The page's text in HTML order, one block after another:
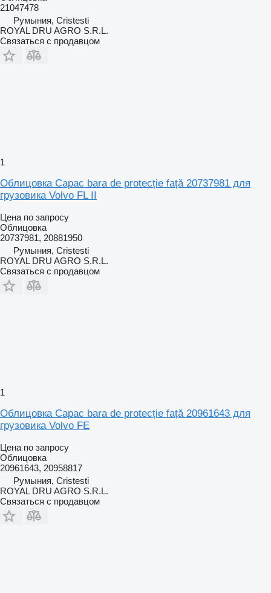
21047478
Румыния, Cristesti
ROYAL DRU AGRO S.R.L.
Связаться с продавцом
1
Облицовка Capac bara de protecție față 20737981 для
грузовика Volvo FL II
Цена по запросу
Облицовка
20737981, 20881950
Румыния, Cristesti
ROYAL DRU AGRO S.R.L.
Связаться с продавцом
1
Облицовка Capac bara de protecție față 20961643 для
грузовика Volvo FE
Цена по запросу
Облицовка
20961643, 20958817
Румыния, Cristesti
ROYAL DRU AGRO S.R.L.
Связаться с продавцом